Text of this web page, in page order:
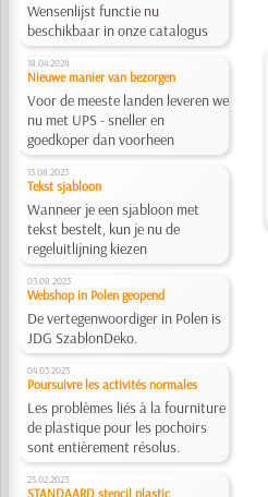
Wensenlijst functie nu
beschikbaar in onze catalogus
18.04.2024
Nieuwe manier van bezorgen
Voor de meeste landen leveren we
nu met UPS - sneller en
goedkoper dan voorheen
13.08.2023
Tekst sjabloon
Wanneer je een sjabloon met
tekst bestelt, kun je nu de
regeluitlijning kiezen
03.08.2023
Webshop in Polen geopend
De vertegenwoordiger in Polen is
JDG SzablonDeko.
04.03.2023
Poursuivre les activités normales
Les problèmes liés à la fourniture
de plastique pour les pochoirs
sont entièrement résolus.
25.02.2023
STANDAARD stencil plastic